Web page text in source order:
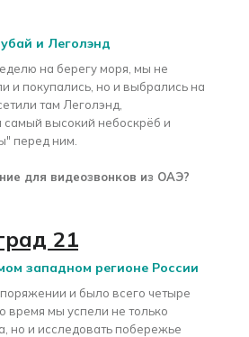
и Леголэнд
на берегу моря, мы не
и покупались, но и выбрались на
там Леголэнд,
самый высокий небоскрёб и
перед ним.
для видеозвонков из ОАЭ?
21
западном регионе России
и было всего четыре
время мы успели не только
но и исследовать побережье